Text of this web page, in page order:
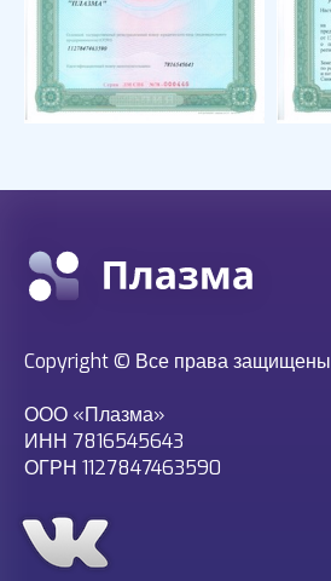
Copyright © Все права защищены
ООО «Плазма»
ИНН 7816545643
ОГРН 1127847463590